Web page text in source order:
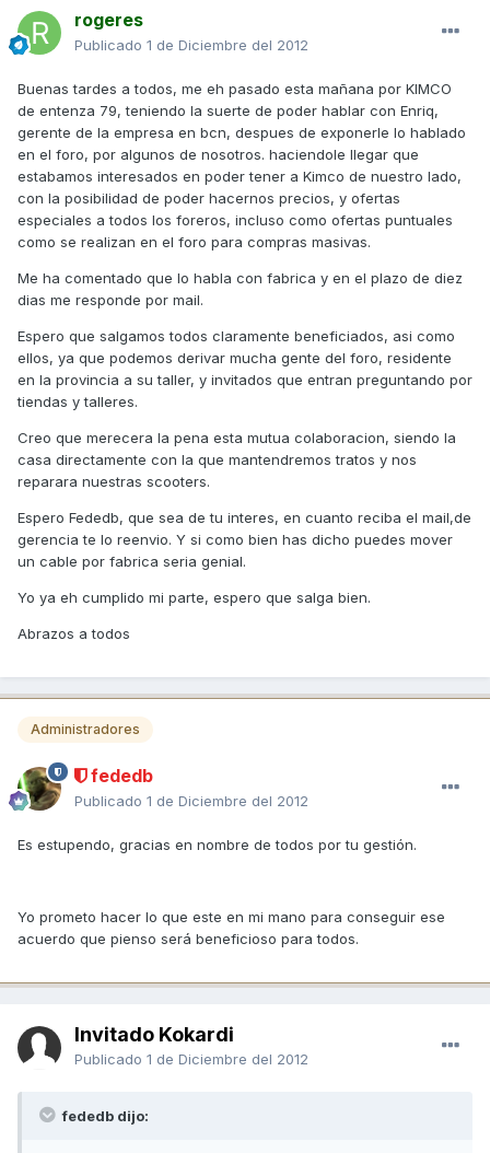
rogeres
Publicado 1 de Diciembre del 2012
Buenas tardes a todos, me eh pasado esta mañana por KIMCO
de entenza 79, teniendo la suerte de poder hablar con Enriq,
gerente de la empresa en bcn, despues de exponerle lo hablado
en el foro, por algunos de nosotros. haciendole llegar que
estabamos interesados en poder tener a Kimco de nuestro lado,
con la posibilidad de poder hacernos precios, y ofertas
especiales a todos los foreros, incluso como ofertas puntuales
como se realizan en el foro para compras masivas.
Me ha comentado que lo habla con fabrica y en el plazo de diez
dias me responde por mail.
Espero que salgamos todos claramente beneficiados, asi como
ellos, ya que podemos derivar mucha gente del foro, residente
en la provincia a su taller, y invitados que entran preguntando por
tiendas y talleres.
Creo que merecera la pena esta mutua colaboracion, siendo la
casa directamente con la que mantendremos tratos y nos
reparara nuestras scooters.
Espero Fededb, que sea de tu interes, en cuanto reciba el mail,de
gerencia te lo reenvio. Y si como bien has dicho puedes mover
un cable por fabrica seria genial.
Yo ya eh cumplido mi parte, espero que salga bien.
Abrazos a todos
Administradores
fededb
Publicado 1 de Diciembre del 2012
Es estupendo, gracias en nombre de todos por tu gestión.
Yo prometo hacer lo que este en mi mano para conseguir ese
acuerdo que pienso será beneficioso para todos.
Invitado Kokardi
Publicado 1 de Diciembre del 2012
fededb dijo: